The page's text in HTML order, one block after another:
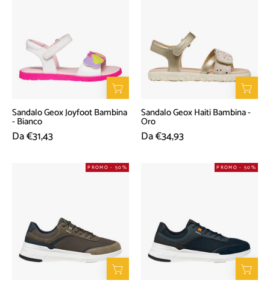
Bambina
Bianco
Sandalo Geox Joyfoot Bambina
- Bianco
Da €31,43
Oro
Sandalo Geox Haiti Bambina -
Oro
Da €34,93
Sneakers
-
Grigio
PROMO - 50%
Sneakers
-
PROMO - 50%